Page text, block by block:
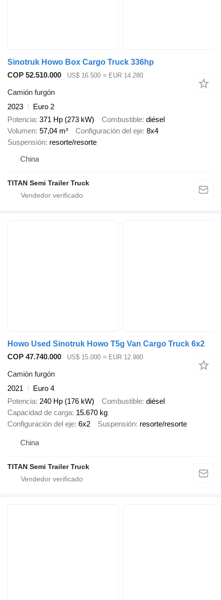
Sinotruk Howo Box Cargo Truck 336hp
COP 52.510.000
US$ 16.500 ≈ EUR 14.280
Camión furgón
2023
Euro 2
Potencia 371 Hp (273 kW) Combustible diésel
Volumen 57,04 m³ Configuración del eje 8x4
Suspensión resorte/resorte
China
TITAN Semi Trailer Truck
Howo Used Sinotruk Howo T5g Van Cargo Truck 6x2
COP 47.740.000
US$ 15.000 ≈ EUR 12.980
Camión furgón
2021
Euro 4
Potencia 240 Hp (176 kW) Combustible diésel
Capacidad de carga 15.670 kg
Configuración del eje 6x2 Suspensión resorte/resorte
China
TITAN Semi Trailer Truck